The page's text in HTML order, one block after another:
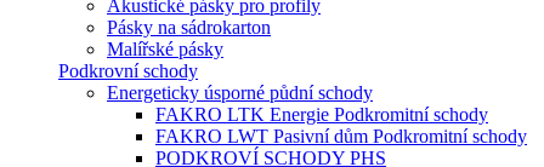
Akustické pásky pro profily
Pásky na sádrokarton
Malířské pásky
Podkrovní schody
Energeticky úsporné půdní schody
FAKRO LTK Energie Podkromitní schody
FAKRO LWT Pasivní dům Podkromitní schody
PODKROVÍ SCHODY PHS